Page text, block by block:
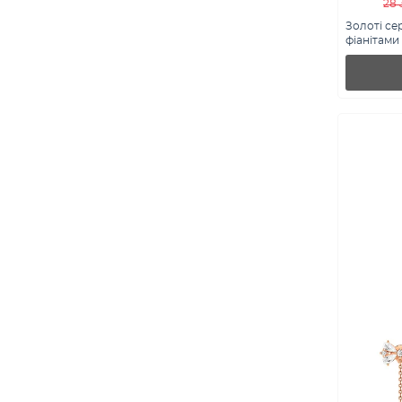
28
Золоті
фіанітами